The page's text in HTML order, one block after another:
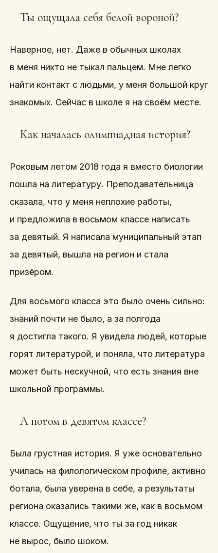
Ты ощущала себя белой вороной?
Наверное, нет. Даже в обычных школах
в меня никто не тыкал пальцем. Мне легко
найти контакт с людьми, у меня большой круг
знакомых. Сейчас в школе я на своём месте.
Как началась олимпиадная история?
Роковым летом 2018 года я вместо биологии
пошла на литературу. Преподавательница
сказала, что у меня неплохие работы,
и предложила в восьмом классе написать
за девятый. Я написала муниципальный этап
за девятый, вышла на регион и стала
призёром.
Для восьмого класса это было очень сильно:
знаний почти не было, а за полгода
я достигла такого. Я увидела людей, которые
горят литературой, и поняла, что литература
может быть нескучной, что есть знания вне
школьной программы.
А потом в девятом классе?
Была грустная история. Я уже основательно
училась на филологическом профиле, активно
ботала, была уверена в себе, а результаты
региона оказались такими же, как в восьмом
классе. Ощущение, что ты за год никак
не вырос, было шоком.